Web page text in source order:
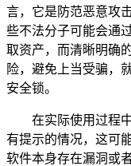
言，它是防范恶意攻
些不法分子可能会通
取资产，而清晰明确
险，避免上当受骗，
安全锁。
在实际使用过程
有提示的情况，这可
软件本身存在漏洞或